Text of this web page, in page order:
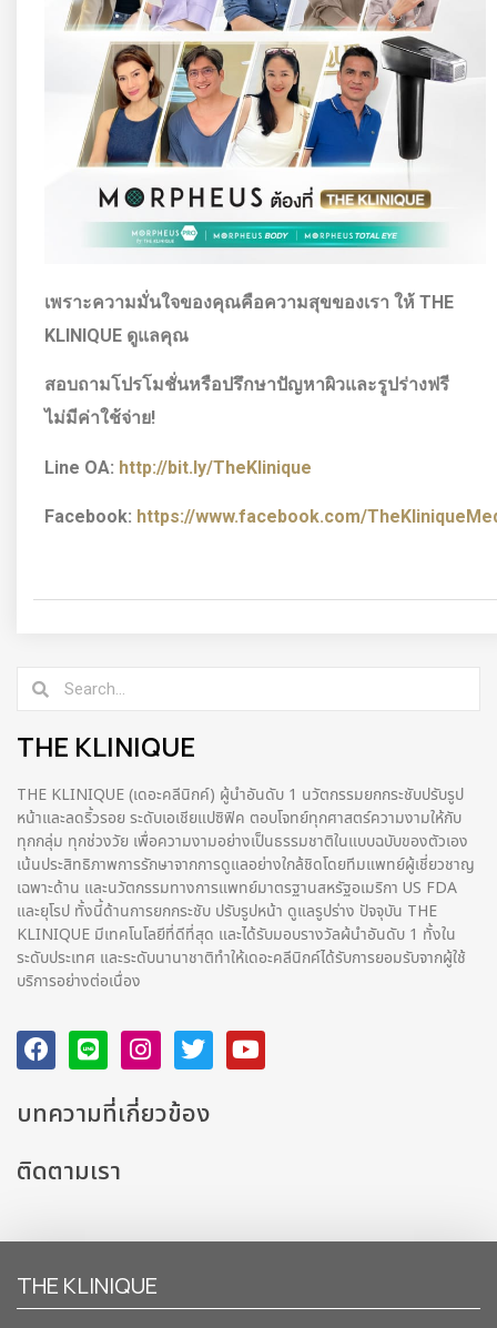
เพราะความมั่นใจของคุณคือความสุขของเรา ให้ THE
KLINIQUE ดูแลคุณ
สอบถามโปรโมชั่นหรือปรึกษาปัญหาผิวและรูปร่างฟรี
ไม่มีค่าใช้จ่าย!
Line OA: http://bit.ly/TheKlinique
Facebook: https://www.facebook.com/
THE KLINIQUE
THE KLINIQUE (เดอะคลีนิกค์) ผู้นำอันดับ 1 นวัตกรรมยกกระชับปรับรูป
หน้าและลดริ้วรอย ระดับเอเชียแปซิฟิค ตอบโจทย์ทุกศาสตร์ความงามให้กับ
ทุกกลุ่ม ทุกช่วงวัย เพื่อความงามอย่างเป็นธรรมชาติในแบบฉบับของตัวเอง
เน้นประสิทธิภาพการรักษาจากการดูแลอย่างใกล้ชิดโดยทีมแพทย์ผู้เชี่ยวชาญ
เฉพาะด้าน และนวัตกรรมทางการแพทย์มาตรฐานสหรัฐอเมริกา US FDA
และยุโรป ทั้งนี้ด้านการยกกระชับ ปรับรูปหน้า ดูแลรูปร่าง ปัจจุบัน THE
KLINIQUE มีเทคโนโลยีที่ดีที่สุด และได้รับมอบรางวัลผ้นำอันดับ 1 ทั้งใน
ระดับประเทศ และระดับนานาชาติทําให้เดอะคลีนิกค์ได้รับการยอมรับจากผู้ใช้
บริการอย่างต่อเนื่อง
บทความที่เกี่ยวข้อง
ติดตามเรา
THE KLINIQUE